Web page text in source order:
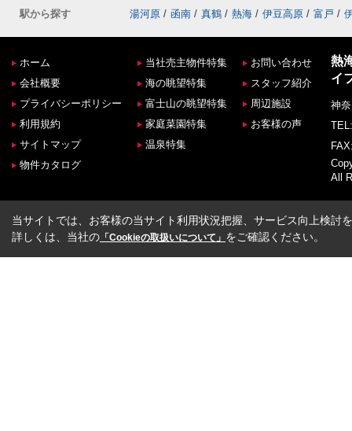
駅から探す
湯河原 / 函南 / 真鶴 / 熱海 / 伊豆高原 / 富戸 /
ホーム
会社概要
プライバシーポリシー
利用規約
サイトマップ
物件カタログ
当社売主物件特集
海の眺望特集
富士山の眺望特集
家庭菜園特集
温泉特集
お問い合わせ
スタッフ紹介
周辺施設
お客様の声
熱
イ
神
All
当サイトでは、お客様の当サイト利用状況把握、サービス向上検討
詳しくは、当社の 「Cookieの取扱いについて」 をご確認ください。